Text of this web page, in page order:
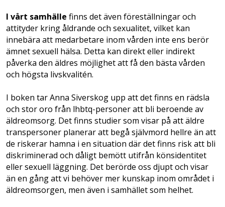
I vårt samhälle finns det även föreställningar och
attityder kring åldrande och sexualitet, vilket kan
innebära att medarbetare inom vården inte ens berör
ämnet sexuell hälsa. Detta kan direkt eller indirekt
påverka den äldres möjlighet att få den bästa vården
och högsta livskvalitén.
I boken tar Anna Siverskog upp att det finns en rädsla
och stor oro från lhbtq-personer att bli beroende av
äldreomsorg. Det finns studier som visar på att äldre
transpersoner planerar att begå självmord hellre än att
de riskerar hamna i en situation där det finns risk att bli
diskriminerad och dåligt bemött utifrån könsidentitet
eller sexuell läggning. Det berörde oss djupt och visar
än en gång att vi behöver mer kunskap inom området i
äldreomsorgen, men även i samhället som helhet.